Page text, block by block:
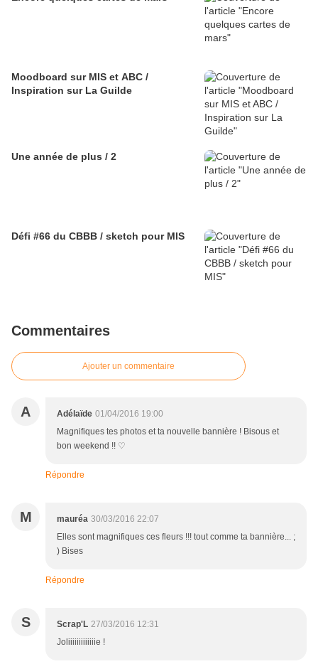
Moodboard sur MIS et ABC /
Inspiration sur La Guilde
Une année de plus / 2
Défi #66 du CBBB / sketch pour MIS
Commentaires
Ajouter un commentaire
A Adélaïde 01/04/2016 19:00
Magnifiques tes photos et ta nouvelle bannière ! Bisous et
bon weekend !! ♡
Répondre
M mauréa 30/03/2016 22:07
Elles sont magnifiques ces fleurs !!! tout comme ta bannière... ;
) Bises
Répondre
S Scrap'L 27/03/2016 12:31
Joliiiiiiiiiiiiie !